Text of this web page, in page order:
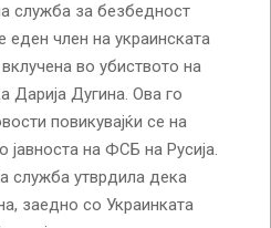
служба за безбедност
еден член на украинската
во убиството на
Дарија Дугина. Ова го
повикувајќи се на
јавноста на ФСБ на Русија.
служба утврдила дека
заедно со Украинката